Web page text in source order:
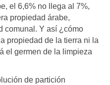
el 6,6% no llega al 7%,
propiedad árabe,
comunal. Y así ¿cómo
propiedad de la tierra ni la
el germen de la limpieza
de partición